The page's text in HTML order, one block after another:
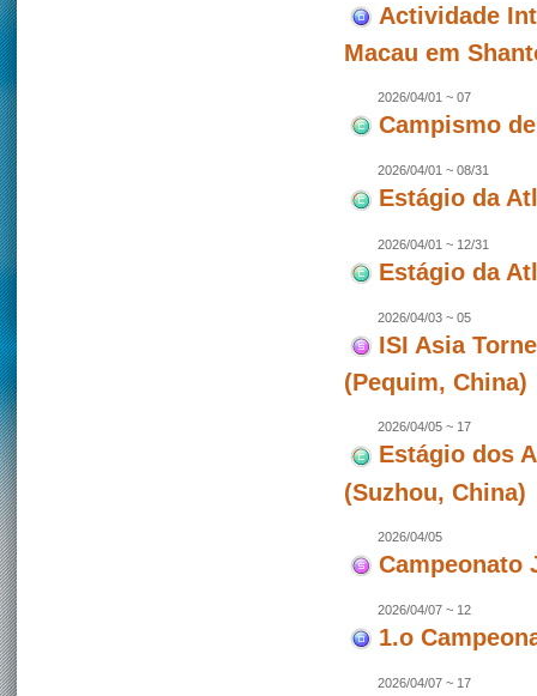
Actividade
Macau em
2026/04/01 ~ 07
Campismo
2026/04/01 ~ 08/31
Estágio da
2026/04/01 ~ 12/31
Estágio da
2026/04/03 ~ 05
ISI Asia
(Pequim, China)
2026/04/05 ~ 17
Estágio dos
(Suzhou, China)
2026/04/05
Campeonato
2026/04/07 ~ 12
1.o
2026/04/07 ~ 17